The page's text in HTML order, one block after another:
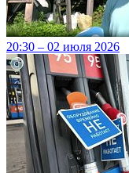
20:30 – 02 июля 2026